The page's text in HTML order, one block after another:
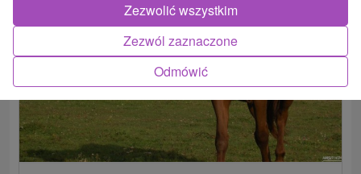
Odmówić
Zezwól zaznaczone
Zezwolić wszystkim